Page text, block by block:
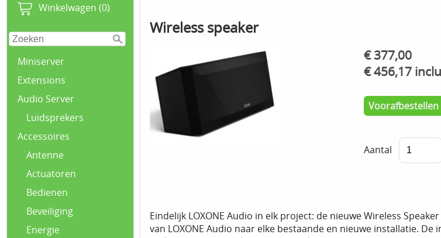
Winkelwagen (0)
Miniserver
Extensions
Audio Server
Luidsprekers
Accessoires
Antenne
Actuatoren
Bedienen
Beveiliging
Energie
Wireless speaker
€ 377,00
€ 456,17
Aantal
Eindelijk LOXONE Audio in elk project: de nieuwe Wireless
van LOXONE Audio naar elke bestaande en nieuwe installatie.